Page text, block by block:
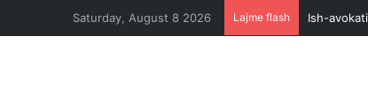
Saturday, August 8 2026 Lajme flash Ish-